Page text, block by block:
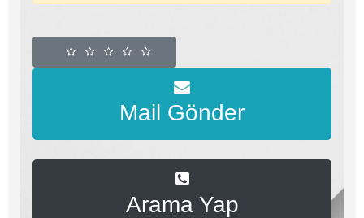
Mail Gönder
Arama Yap